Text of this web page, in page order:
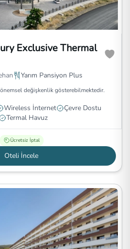
Exclusive Thermal
Yarım Pansiyon Plus
değişkenlik gösterebilmektedir.
Wireless İnternet
Çevre Dostu
Termal Havuz
Ücretsiz İptal
Oteli İncele